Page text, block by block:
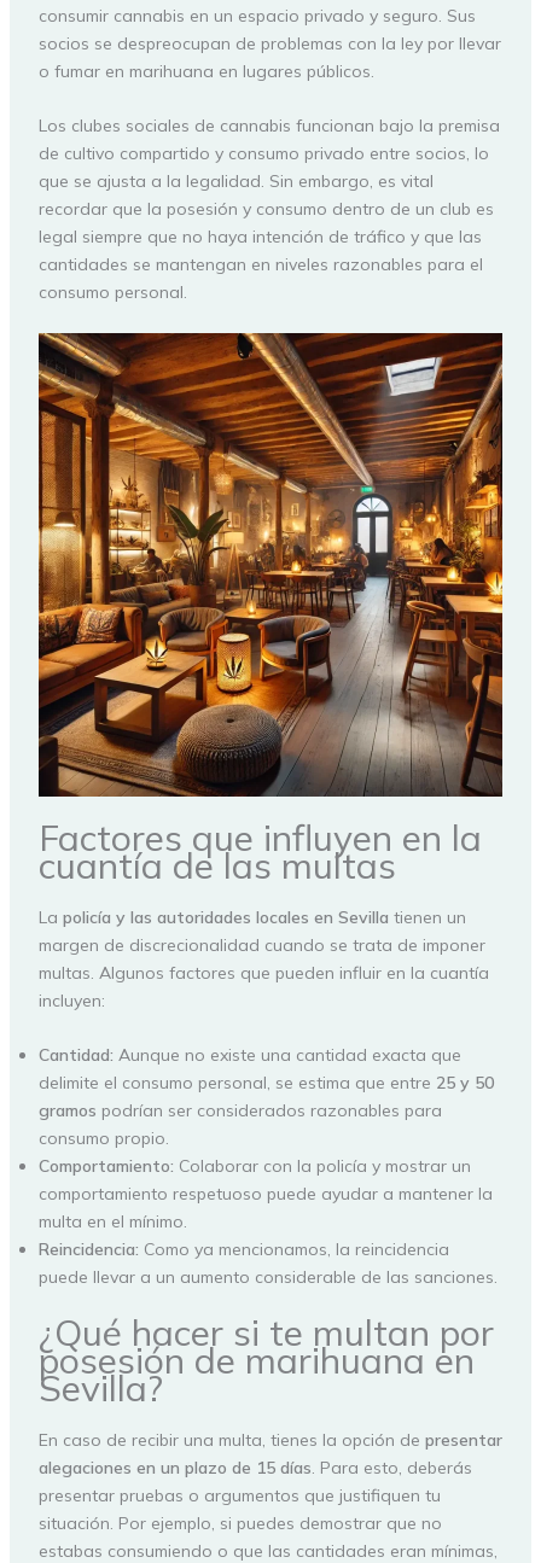
consumir cannabis en un espacio privado y seguro. Sus
socios se despreocupan de problemas con la ley por llevar
o fumar en marihuana en lugares públicos.
Los clubes sociales de cannabis funcionan bajo la premisa
de cultivo compartido y consumo privado entre socios, lo
que se ajusta a la legalidad. Sin embargo, es vital
recordar que la posesión y consumo dentro de un club es
legal siempre que no haya intención de tráfico y que las
cantidades se mantengan en niveles razonables para el
consumo personal.
Factores que influyen en la
cuantía de las multas
La policía y las autoridades locales en Sevilla tienen un
margen de discrecionalidad cuando se trata de imponer
multas. Algunos factores que pueden influir en la cuantía
incluyen:
Cantidad: Aunque no existe una cantidad exacta que
delimite el consumo personal, se estima que entre 25 y 50
gramos podrían ser considerados razonables para
consumo propio.
Comportamiento: Colaborar con la policía y mostrar un
comportamiento respetuoso puede ayudar a mantener la
multa en el mínimo.
Reincidencia: Como ya mencionamos, la reincidencia
puede llevar a un aumento considerable de las sanciones.
¿Qué hacer si te multan por
posesión de marihuana en
Sevilla?
En caso de recibir una multa, tienes la opción de presentar
alegaciones en un plazo de 15 días. Para esto, deberás
presentar pruebas o argumentos que justifiquen tu
situación. Por ejemplo, si puedes demostrar que no
estabas consumiendo o que las cantidades eran mínimas,